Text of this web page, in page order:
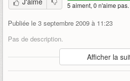
5 aiment, 0 n'aime pas.
Publiée le 3 septembre 2009 à 11:23
Pas de description.
Auteur
Cryptic Studios
: Mind
Afficher la